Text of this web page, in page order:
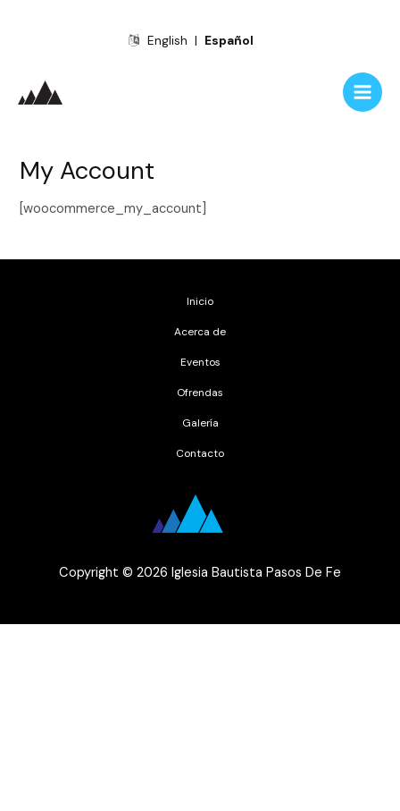
English | Español
Main
My Account
[woocommerce_my_account]
Inicio
Acerca de
Eventos
Ofrendas
Galería
Contacto
Copyright © 2026 Iglesia Bautista Pasos De Fe